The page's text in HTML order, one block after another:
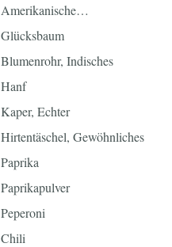
Amerikanische…
Glücksbaum
Blumenrohr, Indisches
Hanf
Kaper, Echter
Hirtentäschel, Gewöhnliches
Paprika
Paprikapulver
Peperoni
Chili